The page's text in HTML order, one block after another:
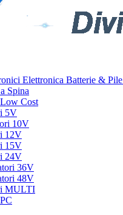
Elettronica Batterie & Pile
Spina
Cost
5V
10V
12V
15V
24V
36V
48V
MULTI